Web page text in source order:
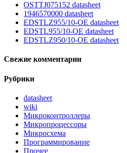
OSTTJ075152 datasheet
1946570000 datasheet
EDSTLZ955/10-OE datasheet
EDSTL955/10-OE datasheet
EDSTLZ950/10-OE datasheet
Свежие комментарии
Рубрики
datasheet
wiki
Микроконтроллеры
Микропроцессоры
Микросхема
Программирование
Прочее